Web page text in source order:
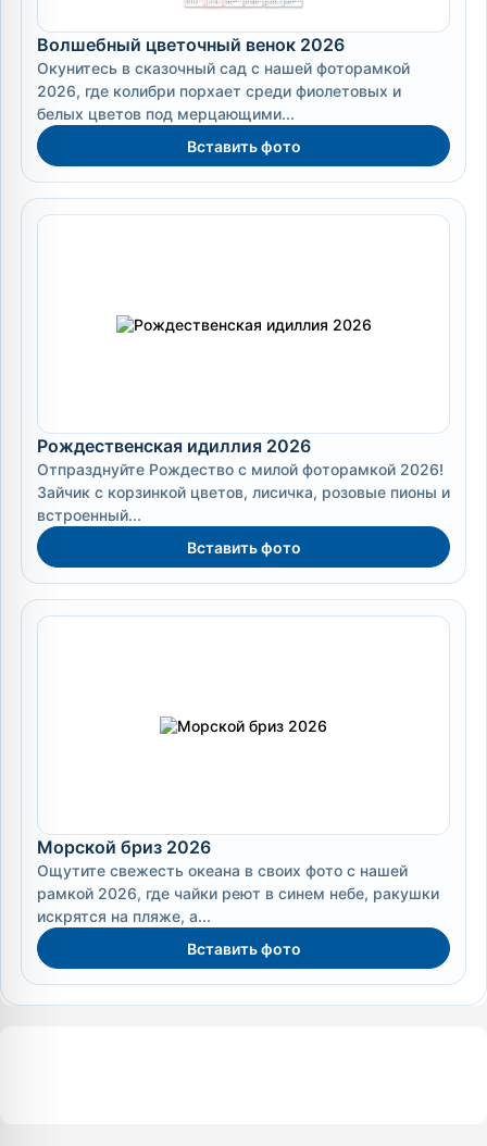
Волшебный цветочный венок 2026
Окунитесь в сказочный сад с нашей фоторамкой
2026, где колибри порхает среди фиолетовых и
белых цветов под мерцающими...
Вставить фото
Рождественская идиллия 2026
Отпразднуйте Рождество с милой фоторамкой 2026!
Зайчик с корзинкой цветов, лисичка, розовые пионы и
встроенный...
Вставить фото
Морской бриз 2026
Ощутите свежесть океана в своих фото с нашей
рамкой 2026, где чайки реют в синем небе, ракушки
искрятся на пляже, а...
Вставить фото